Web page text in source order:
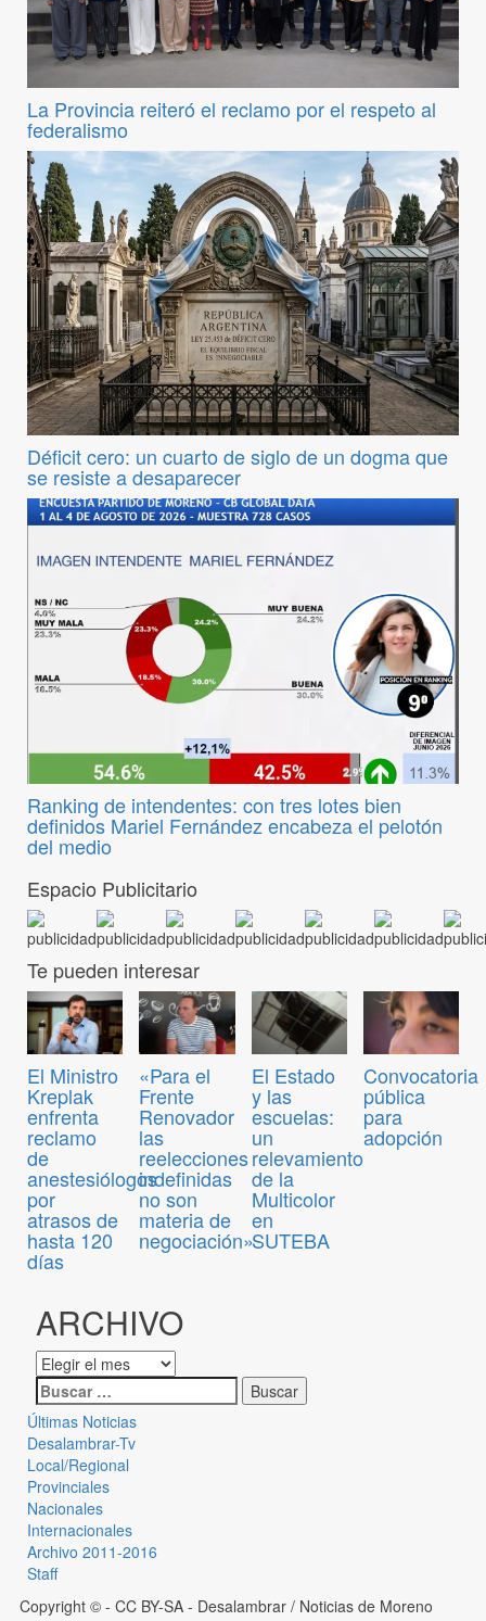
La Provincia reiteró el reclamo por el respeto al
federalismo
Déficit cero: un cuarto de siglo de un dogma que
se resiste a desaparecer
Ranking de intendentes: con tres lotes bien
definidos Mariel Fernández encabeza el pelotón
del medio
Espacio Publicitario
Te pueden interesar
El Ministro
Kreplak
enfrenta
reclamo
de
anestesiólogos
por
atrasos de
hasta 120
días
«Para el
Frente
Renovador
las
reelecciones
indefinidas
no son
materia de
negociación»
El Estado
y las
escuelas:
un
relevamiento
de la
Multicolor
en
SUTEBA
Convocatoria
pública
para
adopción
ARCHIVO
Últimas Noticias
Desalambrar-Tv
Local/Regional
Provinciales
Nacionales
Internacionales
Archivo 2011-2016
Staff
Copyright © - CC BY-SA - Desalambrar / Noticias de Moreno